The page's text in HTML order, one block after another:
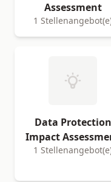
Assessment
1
Data Protection
Impact
1